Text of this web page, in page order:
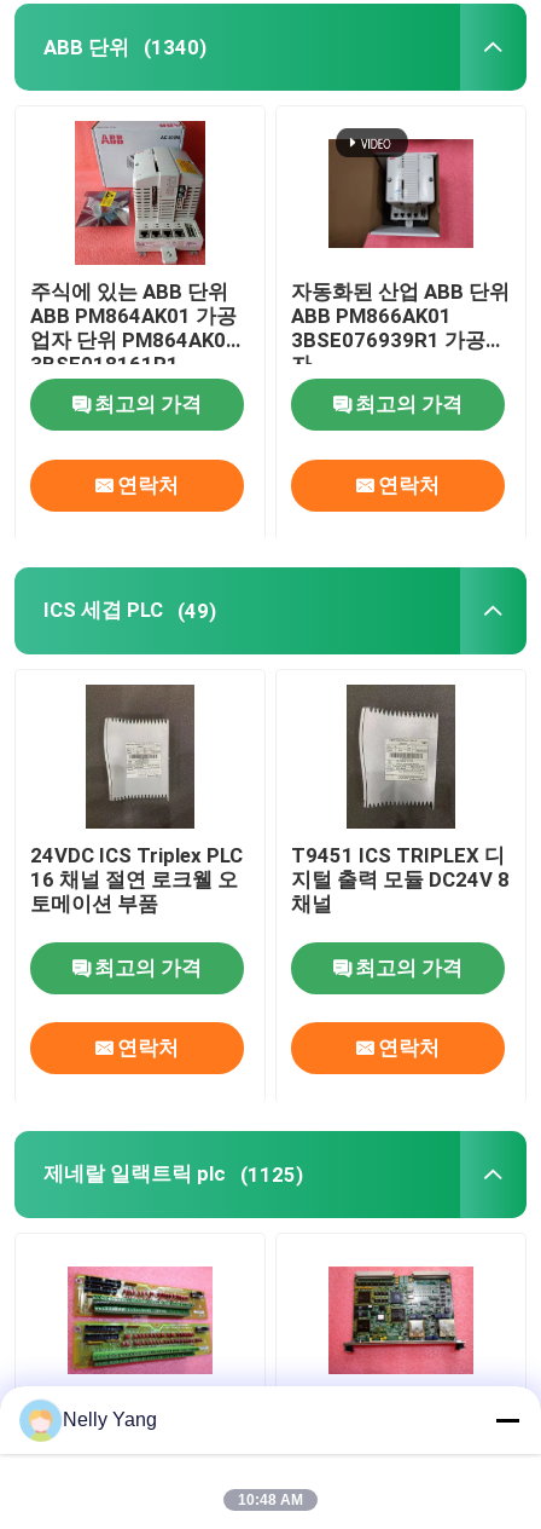
ABB 단위 (1340)
주식에 있는 ABB 단위
ABB PM864AK01 가공
업자 단위 PM864AK01
3BSE018161R1
최고의 가격
연락처
자동화된 산업 ABB 단위
ABB PM866AK01
3BSE076939R1 가공업
자
최고의 가격
연락처
ICS 세겹 PLC (49)
24VDC ICS Triplex PLC
16 채널 절연 로크웰 오
토메이션 부품
최고의 가격
연락처
T9451 ICS TRIPLEX 디
지털 출력 모듈 DC24V 8
채널
최고의 가격
연락처
제네랄 일랙트릭 plc (1125)
DS200SIOBH1A
General Electric PLC
Nelly Yang
10:48 AM